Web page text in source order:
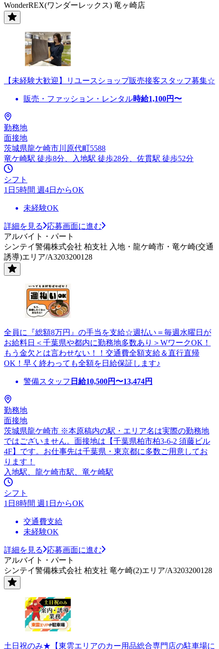
WonderREX(ワンダーレックス) 竜ヶ崎店
【未経験大歓迎】リユースショップ販売接客スタッフ募集☆
販売・ファッション・レンタル時給1,100円〜
勤務地
面接地
茨城県龍ケ崎市川原代町5588
竜ケ崎駅 徒歩8分、入地駅 徒歩28分、佐貫駅 徒歩52分
シフト
1日5時間 週4日からOK
未経験OK
詳細を見る
応募画面に進む
アルバイト・パート
シンテイ警備株式会社 柏支社 入地・龍ケ崎市・竜ケ崎(交通
誘導)エリア/A3203200128
全員に『総額8万円』の手当を支給☆週払い＝毎週水曜日が
お給料日＜千葉県や都内に勤務地多数あり＞WワークOK！
もう金欠とは言わせない！！交通費全額支給＆直行直帰
OK！早く終わっても全額を日給保証します♪
警備スタッフ 日給10,500円〜13,474円
勤務地
面接地
茨城県龍ケ崎市 ※本原稿内の駅・エリア名は実際の勤務地
ではございません。面接地は【千葉県柏市柏3-6-2 須藤ビル
4F】です。お仕事先は千葉県・東京都に多数ご用意してお
ります！
入地駅、龍ケ崎市駅、竜ケ崎駅
シフト
1日8時間 週1日からOK
交通費支給
未経験OK
詳細を見る
応募画面に進む
アルバイト・パート
シンテイ警備株式会社 柏支社 竜ケ崎(2)エリア/A3203200128
土日祝のみ★【東雲エリアのカー用品総合専門店の駐車場に